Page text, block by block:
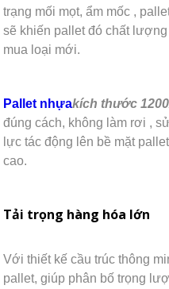
trạng mối mọt, ẩm mốc ,
sẽ khiến pallet đó chất
mua loại mới.
Pallet nhựakích thước
đúng cách, không làm rơi ,
lực tác động lên bề mặt
cao.
Tải trọng hàng hóa lớn
Với thiết kế cầu trúc thông
pallet, giúp phân bố trọng